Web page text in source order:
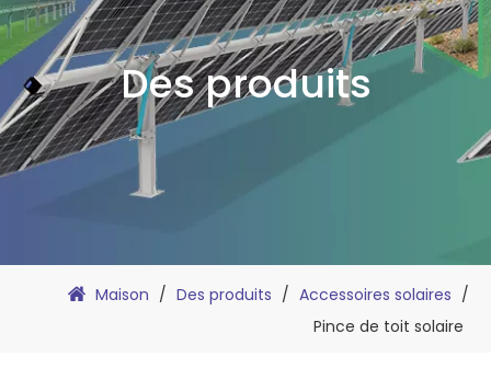
Des produits
Maison / Des produits / Accessoires solaires /
Pince de toit solaire